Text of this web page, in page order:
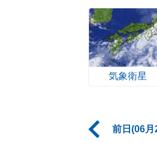
気象衛星
前日(06月